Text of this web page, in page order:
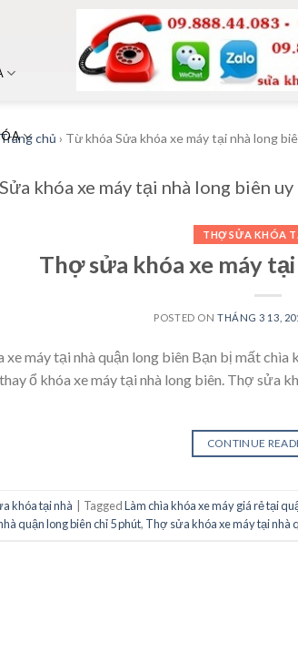
Trang chủ › Từ khóa Sửa khóa xe máy tại nhà long
Sửa khóa xe máy tại nhà long biên
THỢ SỬA KHÓA
Thợ sửa khóa xe máy
POSTED ON THÁNG 3 13,
máy tại nhà quận long biên Bạn bị mất chìa
ổ khóa xe máy tại nhà long biên. Thợ sửa
CONTINUE
khóa tại nhà TaggedLàm chìa khóa xe máy giá rẻ tại
quận long biên chỉ 5 phút, Thợ sửa khóa xe máy tại nhà